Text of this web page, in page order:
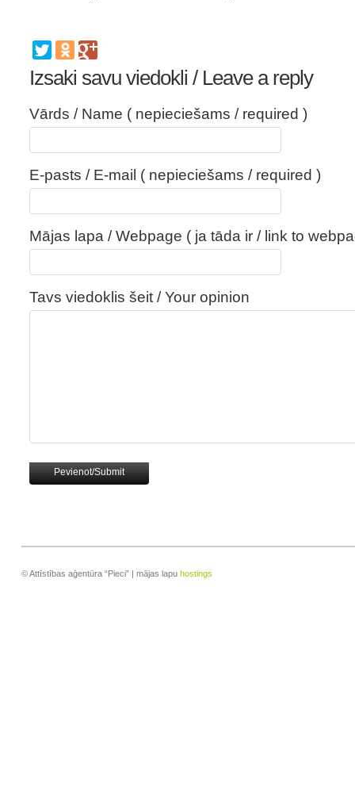
Izsaki savu viedokli / Leave a reply
Vārds / Name ( nepieciešams / required )
E-pasts / E-mail ( nepieciešams / required )
Mājas lapa / Webpage ( ja tāda ir / link to
Tavs viedoklis šeit / Your opinion
© Attīstības aģentūra “Pieci” | mājas lapu hostings